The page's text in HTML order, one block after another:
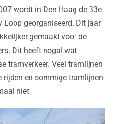
wordt in Den Haag de 33e
Loop georganiseerd. Dit jaar
gemaakt voor de
Dit heeft nogal wat
tramverkeer. Veel tramlijnen
rijden en sommige tramlijnen
niet.